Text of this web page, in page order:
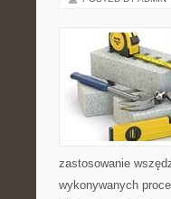
zastosowanie
wykonywanych